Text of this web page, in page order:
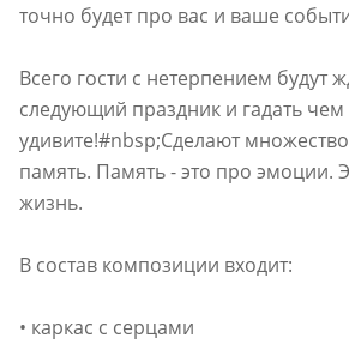
точно будет про вас и ваше
Всего гости с нетерпением будут
следующий праздник и гадать
удивите!#nbsp;Сделают
память. Память - это про эмоции.
жизнь.
В состав композиции входит:
• каркас с серцами